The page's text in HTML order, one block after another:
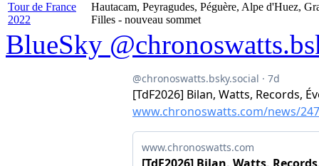
Tour de France
2022
Hautacam, Peyragudes, Péguère, Alpe d'Huez,
Filles - nouveau sommet
BlueSky